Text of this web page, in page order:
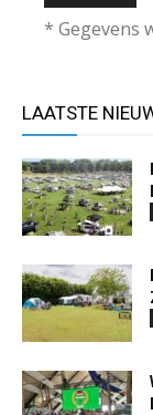
* Gegevens
LAATSTE